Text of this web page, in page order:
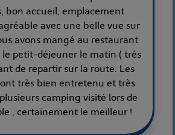
bon accueil, emplacement
avec une belle vue sur
avons mangé au restaurant
le petit-déjeuner le matin ( trés
de repartir sur la route. Les
très bien entretenu et très
camping visité lors de
, certainement le meilleur !